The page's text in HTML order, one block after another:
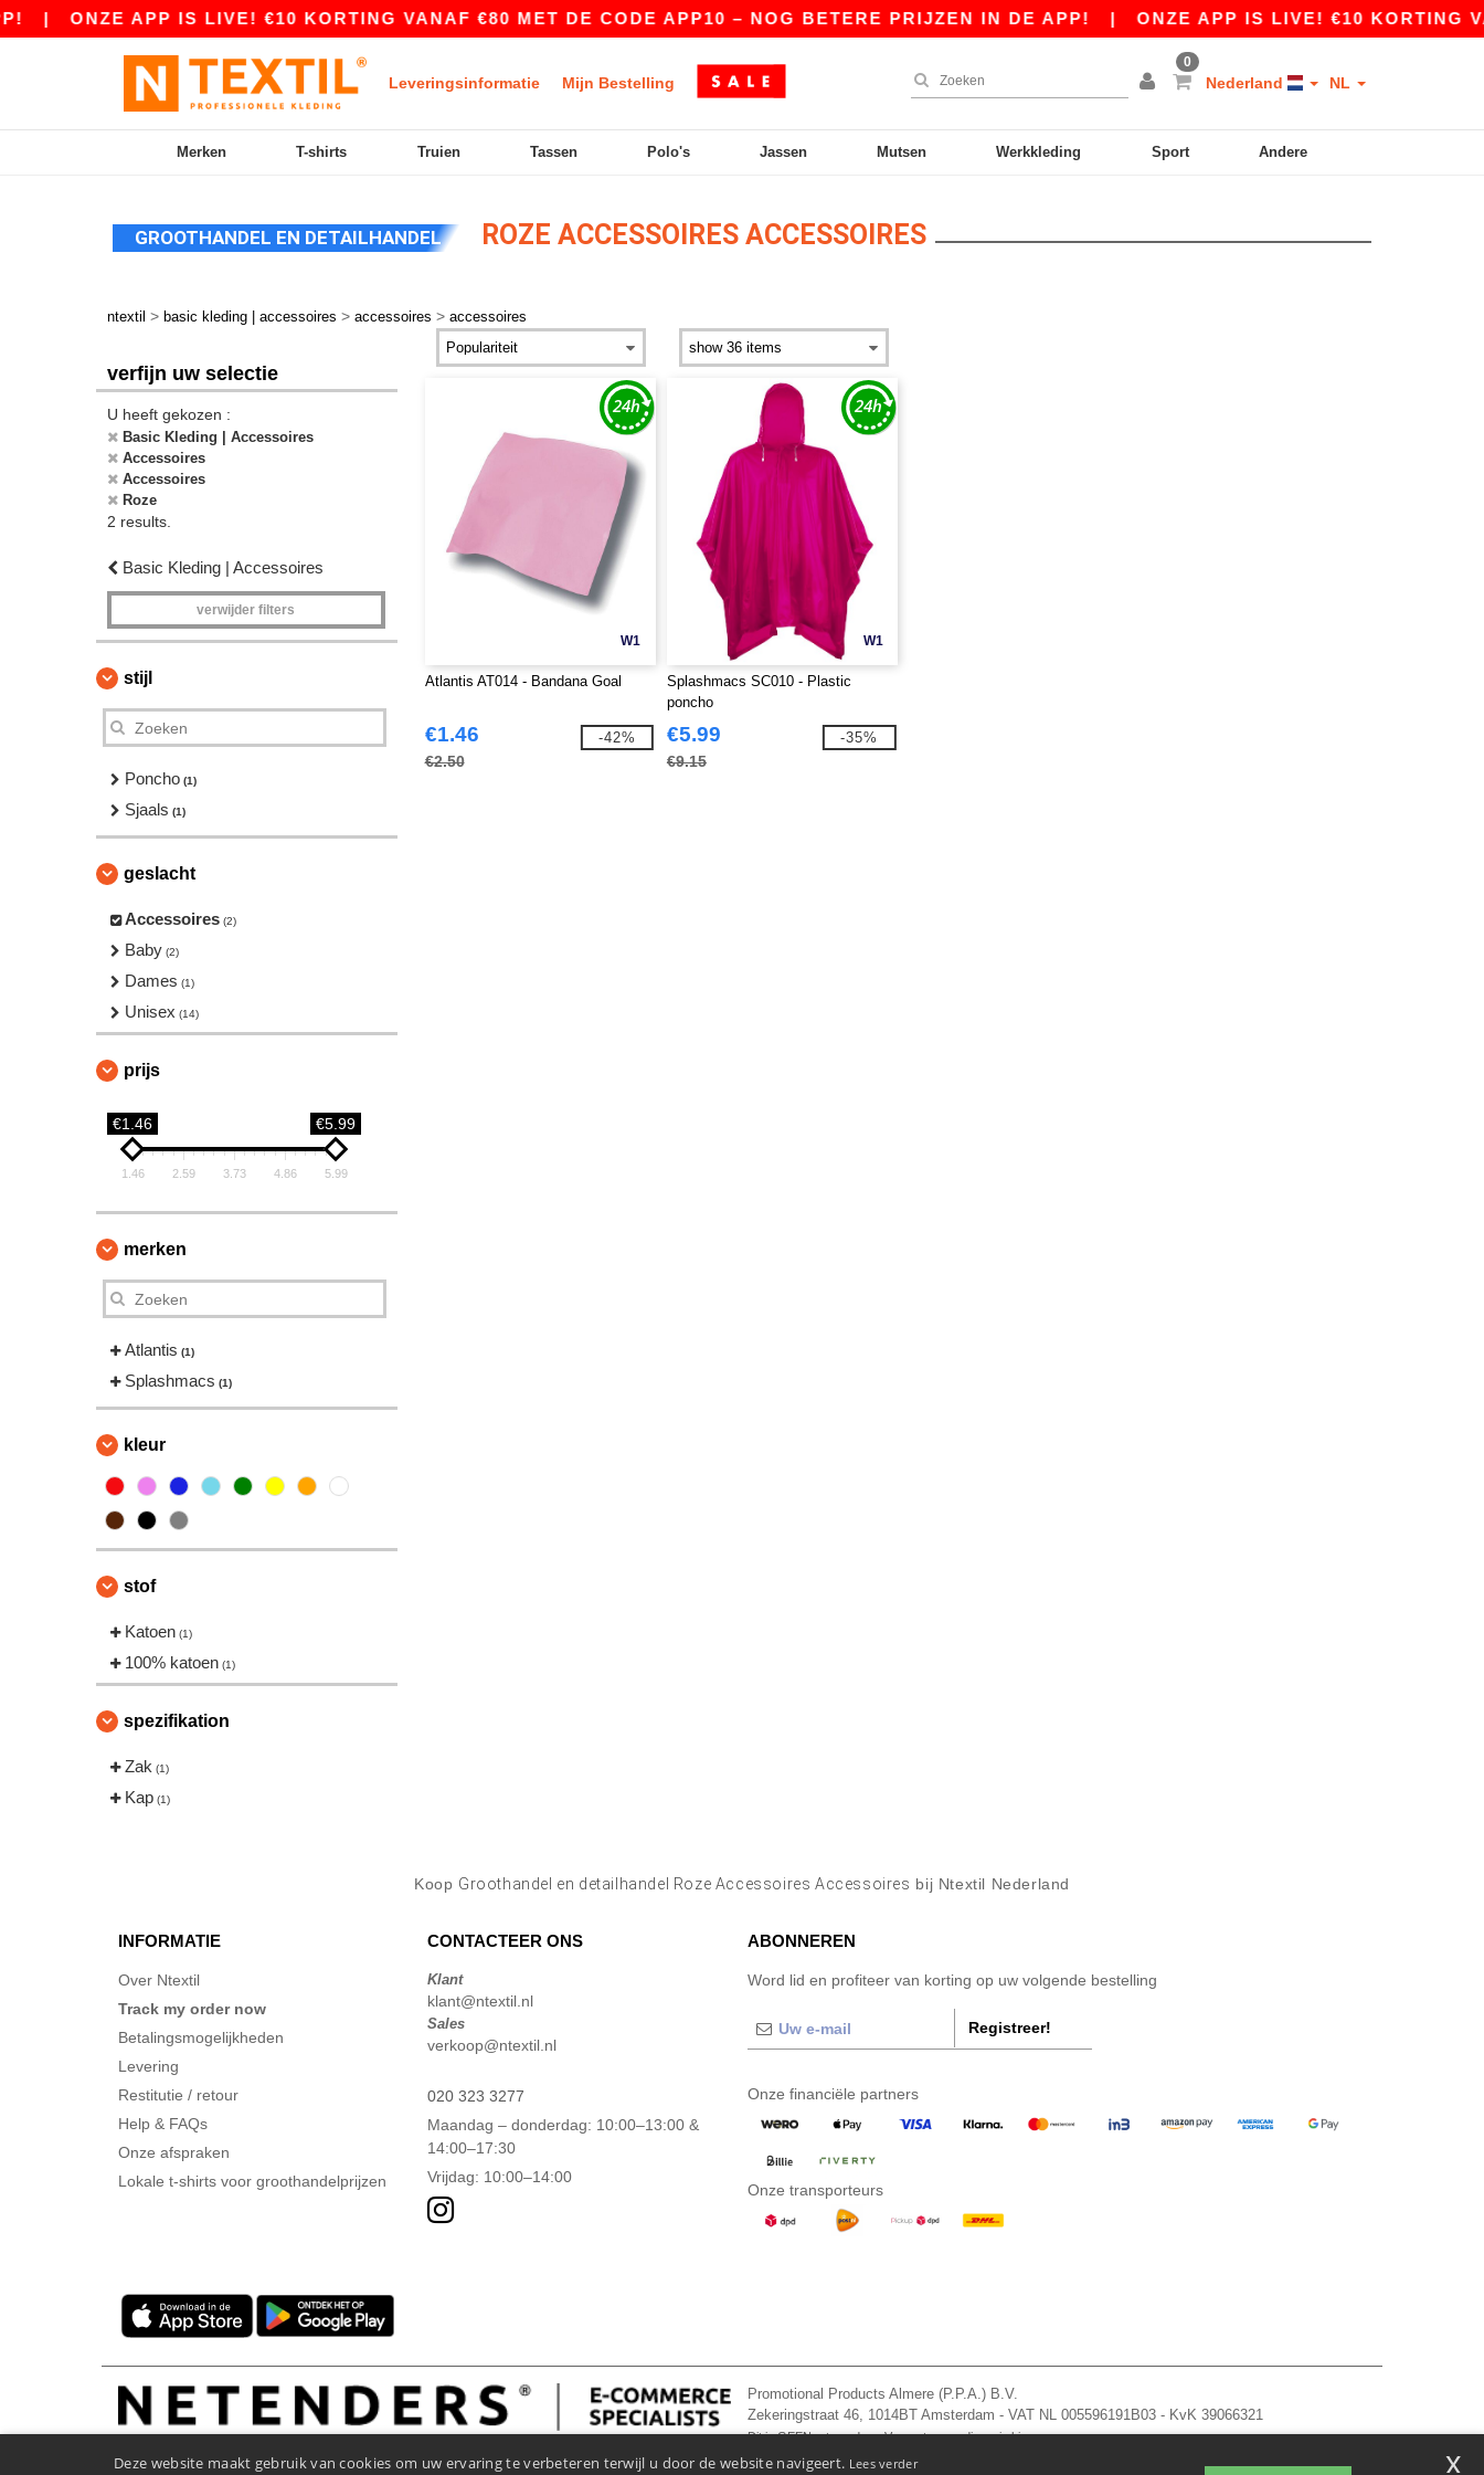
ONZE APP IS LIVE! €10 KORTING VANAF €80 MET DE CODE APP10 – NOG BETERE PRIJZEN IN DE APP!| ONZE APP IS LIVE! €10 KORTING
Leveringsinformatie Mijn Bestelling
0
Nederland NL
Merken T-shirts Truien Tassen Polo's Jassen Mutsen Werkkleding Sport Andere
GROOTHANDEL EN DETAILHANDEL ROZE ACCESSOIRES ACCESSOIRES
ntextil > basic kleding | accessoires > accessoires > accessoires
verfijn uw selectie
U heeft gekozen :
Basic Kleding | Accessoires
Accessoires
Accessoires
Roze
2 results.
Basic Kleding | Accessoires
verwijder filters
stijl
Poncho (1)
Sjaals (1)
geslacht
Accessoires (2)
Baby (2)
Dames (1)
Unisex (14)
prijs
€1.46 €5.99
1.46 2.59 3.73 4.86 5.99
merken
Atlantis (1)
Splashmacs (1)
kleur
stof
Katoen (1)
100% katoen (1)
spezifikation
Zak (1)
Kap (1)
W1
Atlantis AT014 - Bandana Goal
€1.46
€2.50
-42%
W1
Splashmacs SC010 - Plastic
poncho
€5.99
€9.15
-35%
Koop Groothandel en detailhandel Roze Accessoires Accessoires bij Ntextil Nederland
INFORMATIE
Over Ntextil
Track my order now
Betalingsmogelijkheden
Levering
Restitutie / retour
Help & FAQs
Onze afspraken
Lokale t-shirts voor groothandelprijzen
CONTACTEER ONS
Klant
klant@ntextil.nl
Sales
verkoop@ntextil.nl
020 323 3277
Maandag – donderdag: 10:00–13:00 &
14:00–17:30
Vrijdag: 10:00–14:00
ABONNEREN
Word lid en profiteer van korting op uw volgende bestelling
Registreer!
Onze financiële partners
Onze transporteurs
Promotional Products Almere (P.P.A.) B.V.
Zekeringstraat 46, 1014BT Amsterdam - VAT NL 005596191B03 - KvK 39066321
Dit is GEEN retouradres. Voor retourzending, zie hier
Deze website maakt gebruik van cookies om uw ervaring te verbeteren terwijl u door de website navigeert. Lees verder x